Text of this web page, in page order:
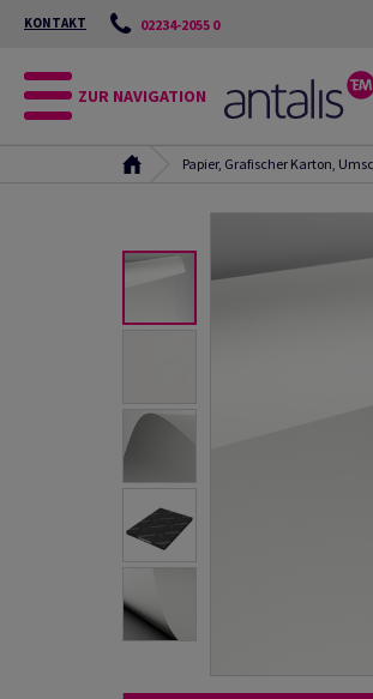
KONTAKT 02234-2055 0
ZUR NAVIGATION
Papier, Grafischer Karton,